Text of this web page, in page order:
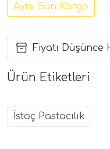
Aynı Gün Kargo
Fiyatı Düşünce
Ürün Etiketleri
İstoç Pastacılık